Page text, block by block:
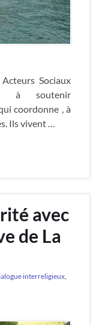
Sociaux
à soutenir
coordonne , à
Ils vivent …
avec
de La
interreligieux